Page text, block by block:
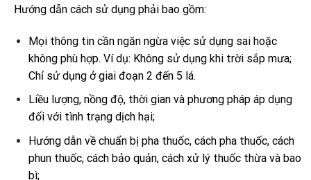
Hướng dẫn cách sử dụng phải bao gồm:
Mọi thông tin cần ngăn ngừa việc sử dụng sai hoặc
không phù hợp. Ví dụ: Không sử dụng khi trời sắp mưa;
Chỉ sử dụng ở giai đoạn 2 đến 5 lá.
Liều lượng, nồng độ, thời gian và phương pháp áp dụng
đối với tình trạng dịch hại;
Hướng dẫn về chuẩn bị pha thuốc, cách pha thuốc, cách
phun thuốc, cách bảo quản, cách xử lý thuốc thừa và bao
bì;